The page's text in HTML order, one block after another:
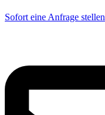
Sofort eine Anfrage stellen